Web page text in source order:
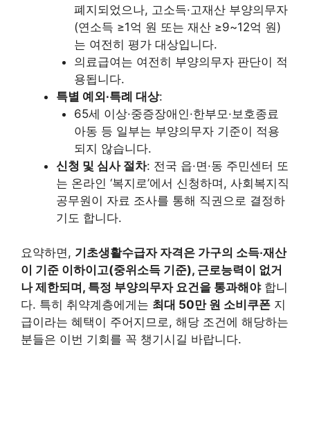
폐지되었으나, 고소득·고재산 부양의무자
(연소득 ≥1억 원 또는 재산 ≥9~12억 원)
는 여전히 평가 대상입니다.
의료급여는 여전히 부양의무자 판단이 적
용됩니다.
특별 예외∙특례 대상:
65세 이상·중증장애인·한부모·보호종료
아동 등 일부는 부양의무자 기준이 적용
되지 않습니다.
신청 및 심사 절차: 전국 읍·면·동 주민센터 또
는 온라인 ‘복지로’에서 신청하며, 사회복지직
공무원이 자료 조사를 통해 직권으로 결정하
기도 합니다.
요약하면, 기초생활수급자 자격은 가구의 소득‧재산
이 기준 이하이고(중위소득 기준), 근로능력이 없거
나 제한되며, 특정 부양의무자 요건을 통과해야합니
다. 특히 취약계층에게는 최대 50만 원 소비쿠폰 지
급이라는 혜택이 주어지므로, 해당 조건에 해당하는
분들은 이번 기회를 꼭 챙기시길 바랍니다.